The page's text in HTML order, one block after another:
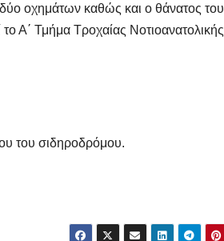
οχημάτων καθώς και ο θάνατος του
Α΄ Τμήμα Τροχαίας Νοτιοανατολικής
του σιδηροδρόμου.